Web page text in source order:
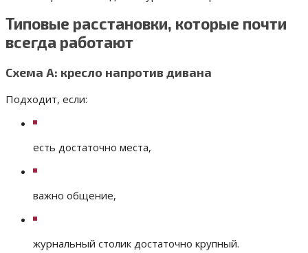
Типовые расстановки, которые почти
всегда работают
Схема А: кресло напротив дивана
Подходит, если:
есть достаточно места,
важно общение,
журнальный столик достаточно крупный.